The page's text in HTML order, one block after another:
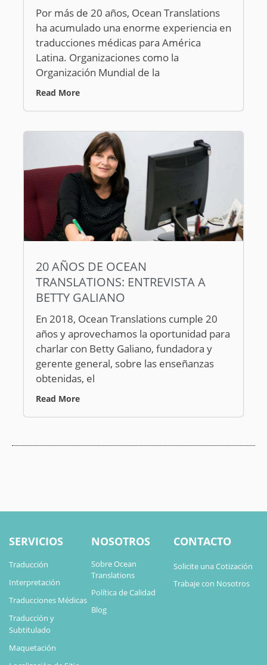
Por más de 20 años, Ocean Translations
ha acumulado una enorme experiencia en
traducciones médicas para América
Latina. Organizaciones como la
Organización Mundial de la
Read More
20 AÑOS DE OCEAN
TRANSLATIONS: ENTREVISTA A
BETTY GALIANO
En 2018, Ocean Translations cumple 20
años y aprovechamos la oportunidad para
charlar con Betty Galiano, fundadora y
gerente general, sobre las enseñanzas
obtenidas, el
Read More
SERVICIOS
Traducción
Interpretación
Traducciones Médicas
Traducción y
Subtitulado
Maquetación
NOSOTROS
Sobre Ocean
Translations
Política de Calidad
Blog
CONTACTO
Solicite una Cotización
Trabaje con Nosotros